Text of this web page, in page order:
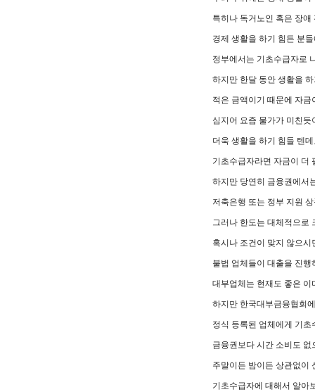
특히나 독거노인 혹은 장애
경제 생활을 하기 힘든 분
정부에서는 기초수급자로
하지만 한달 동안 생활을
적은 금액이기 때문에 자
심지어 요즘 물가가 미친듯
더욱 생활을 하기 힘들 텐
기초수급자라면 자금이 더
하지만 당연히 금융권에서
저축은행 또는 정부 지원
그러나 한도는 대체적으로
혹시나 조건이 맞지 않으
불법 업체들이 대출을 진
대부업체는 현재도 좋은 이
하지만 한국대부금융협회
정식 등록된 업체에게 기
금융권보다 시간 소비도
주말이든 밤이든 상관없이
기초수급자에 대해서 알아